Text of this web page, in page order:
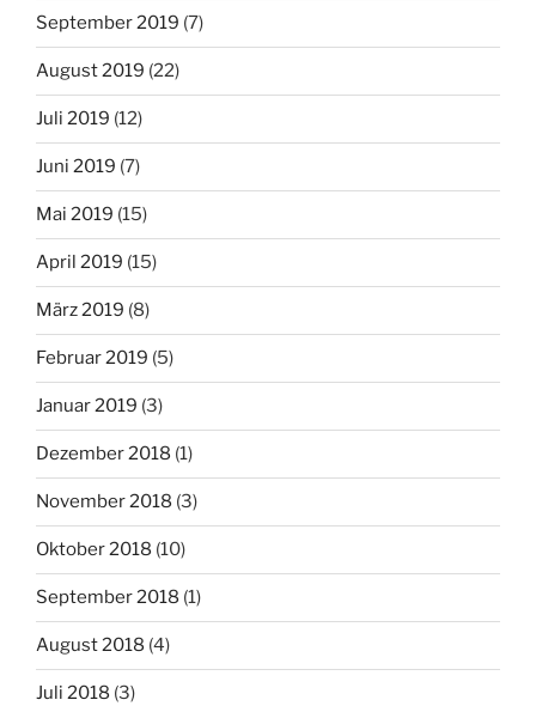
September 2019 (7)
August 2019 (22)
Juli 2019 (12)
Juni 2019 (7)
Mai 2019 (15)
April 2019 (15)
März 2019 (8)
Februar 2019 (5)
Januar 2019 (3)
Dezember 2018 (1)
November 2018 (3)
Oktober 2018 (10)
September 2018 (1)
August 2018 (4)
Juli 2018 (3)